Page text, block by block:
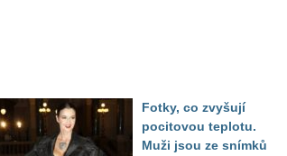
Fotky, co zvyšují
pocitovou teplotu.
Muži jsou ze snímků